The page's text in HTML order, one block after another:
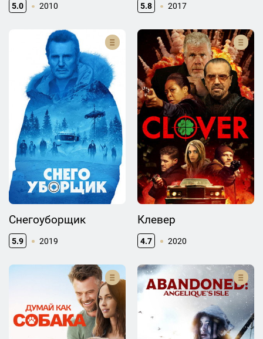
5.0 2010 5.8 2017
Снегоуборщик
5.9 2019
Клевер
4.7 2020